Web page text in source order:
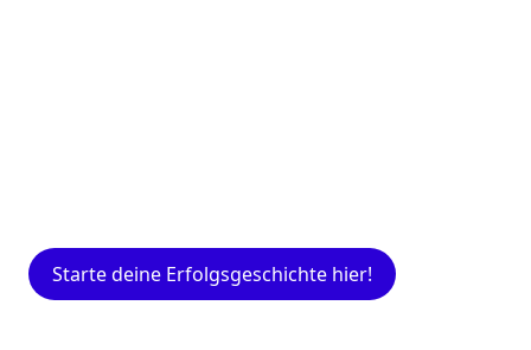
Starte deine Erfolgsgeschichte hier!